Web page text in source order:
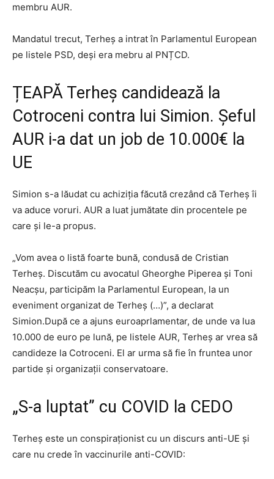
membru AUR.
Mandatul trecut, Terheș a intrat în Parlamentul European
pe listele PSD, deși era mebru al PNȚCD.
ȚEAPĂ Terheș candidează la
Cotroceni contra lui Simion. Șeful
AUR i-a dat un job de 10.000€ la
UE
Simion s-a lăudat cu achiziția făcută crezând că Terheș îi
va aduce voruri. AUR a luat jumătate din procentele pe
care și le-a propus.
„Vom avea o listă foarte bună, condusă de Cristian
Terheș. Discutăm cu avocatul Gheorghe Piperea și Toni
Neacșu, participăm la Parlamentul European, la un
eveniment organizat de Terheș (…)”, a declarat
Simion.După ce a ajuns euroaprlamentar, de unde va lua
10.000 de euro pe lună, pe listele AUR, Terheș ar vrea să
candideze la Cotroceni. El ar urma să fie în fruntea unor
partide și organizații conservatoare.
„S-a luptat” cu COVID la CEDO
Terheș este un conspiraționist cu un discurs anti-UE și
care nu crede în vaccinurile anti-COVID: